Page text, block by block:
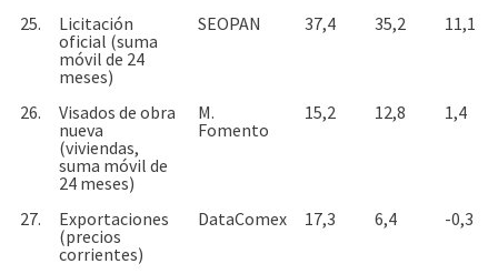
25.
Licitación
oficial (suma
móvil de 24
meses)
SEOPAN 37,4 35,2 11,1
26.
Visados de obra
nueva
(viviendas,
suma móvil de
24 meses)
M.
Fomento
15,2 12,8 1,4
27.
Exportaciones
(precios
corrientes)
DataComex 17,3 6,4 -0,3